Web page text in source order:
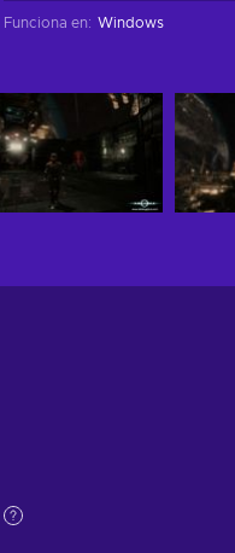
Funciona en: Windows